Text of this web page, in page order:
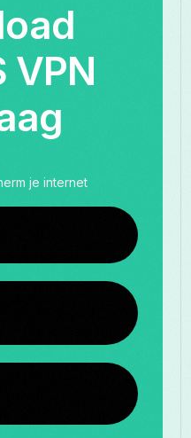
VPN
je internet